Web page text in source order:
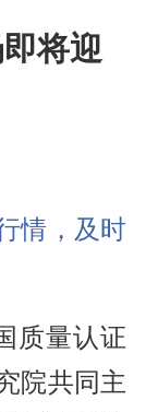
将迎
情，及时
质量认证
院共同主